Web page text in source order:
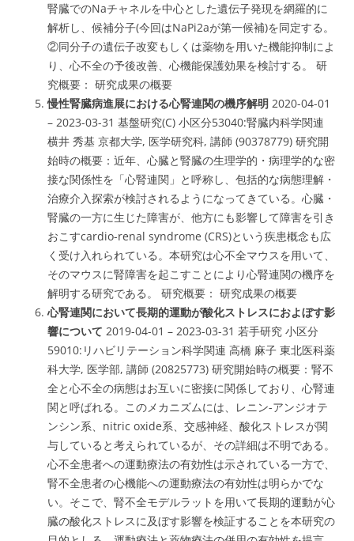
腎臓でのNaチャネルを中心とした遺伝子発現を網羅的に
解析し、候補分子(今回はNaPi2aが第一候補)を同定する。
②同分子の遺伝子改変もしくは薬物を用いた機能抑制によ
り、心不全の予後改善、心機能保護効果を検討する。 研
究概要： 研究成果の概要
慢性腎臓病進展における心腎連関の機序解明 2020-04-01
– 2023-03-31 基盤研究(C) 小区分53040:腎臓内科学関連
横井 秀基 京都大学, 医学研究科, 講師 (90378779) 研究開
始時の概要：近年、 心臓と腎臓の生理学的・病理学的な密
接な関係性を「心腎連関」と呼称し、包括的な病態理解・
治療介入探索が検討されるようになってきている。心臓・
腎臓の一方に生じた障害が、他方にも影響して障害を引き
おこすcardio-renal syndrome (CRS)という疾患概念も広
く受け入れられている。本研究は心不全マウスを用いて、
そのマウスに腎障害を起こすことにより心腎連関の機序を
解明する研究である。 研究概要： 研究成果の概要
心腎連関において長期的運動が酸化ストレスにおよぼす影
響について 2019-04-01 – 2023-03-31 若手研究 小区分
59010:リハビリテーション科学関連 高橋 麻子 東北医科薬
科大学, 医学部, 講師 (20825773) 研究開始時の概要：腎不
全と心不全の病態はお互いに密接に関係しており、心腎連
関と呼ばれる。このメカニズムには、
レニン-アンジオテ
ンシン系、nitric oxide系、交感神経、酸化ストレスが関
与していると考えられているが、その詳細は不明である。
心不全患者への運動療法の有効性は示されている一方で、
腎不全患者の心機能への運動療法の有効性は明らかでな
い。そこで、 腎不全モデルラットを用いて長期的運動が心
臓の酸化ストレスに及ぼす影響を検証することを本研究の